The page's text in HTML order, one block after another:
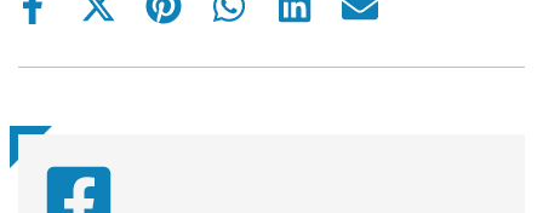
Share
Share
(Twitter)
Share
Share
Share
Share